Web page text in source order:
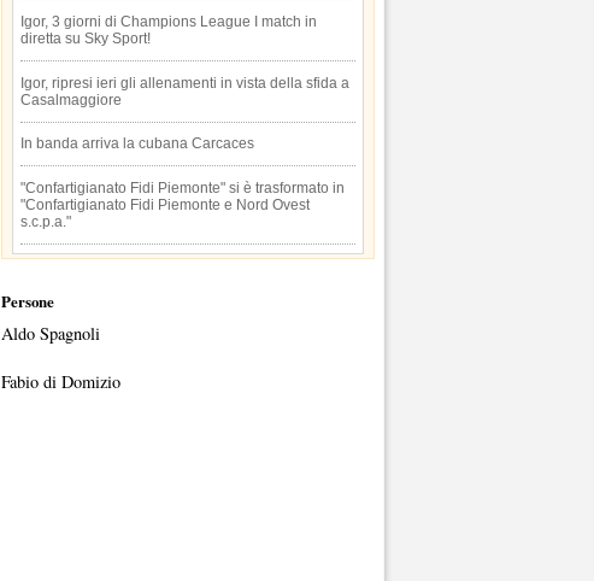
Igor, 3 giorni di Champions League I match in
diretta su Sky Sport!
Igor, ripresi ieri gli allenamenti in vista della sfida a
Casalmaggiore
In banda arriva la cubana Carcaces
"Confartigianato Fidi Piemonte" si è trasformato in
"Confartigianato Fidi Piemonte e Nord Ovest
s.c.p.a."
Persone
Aldo Spagnoli
Fabio di Domizio